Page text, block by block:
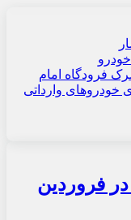
فرودگاه امام
وارداتی
در فروردین